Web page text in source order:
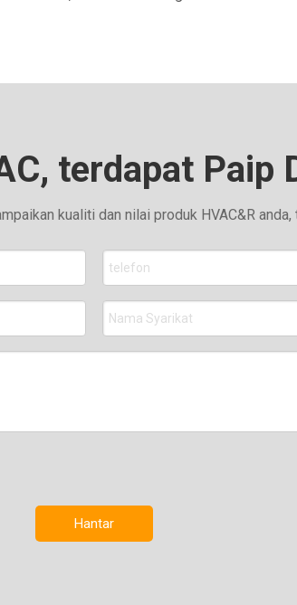
terdapat Paip
kualiti dan nilai produk HVAC&R
Hantar